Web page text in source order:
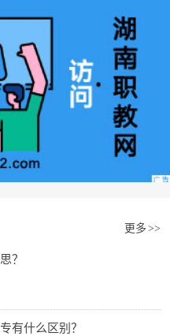
更多 >>
？
有什么区别？